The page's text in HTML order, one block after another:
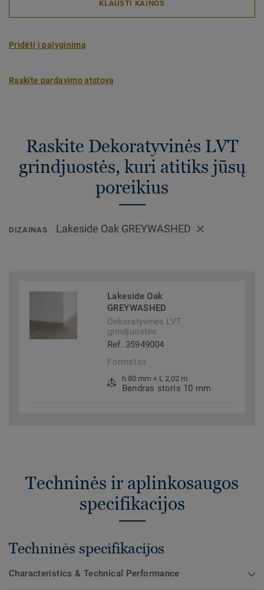
KLAUSTI KAINOS
Pridėti į palyginimą
Raskite pardavimo atstovą
Raskite Dekoratyvinės LVT
grindjuostės, kuri atitiks jūsų
poreikius
DIZAINAS Lakeside Oak GREYWASHED
Lakeside Oak
GREYWASHED
Dekoratyvinės LVT
grindjuostės
Ref. 35949004
Formatas
h 80 mm × L 2,02 m
Bendras storis 10 mm
Techninės ir aplinkosaugos
specifikacijos
Techninės specifikacijos
Characteristics & Technical Performance